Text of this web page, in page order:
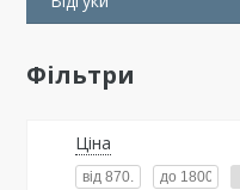
Фільтри
Ціна